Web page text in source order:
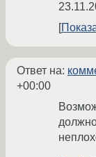
Ответ на:
+00:00